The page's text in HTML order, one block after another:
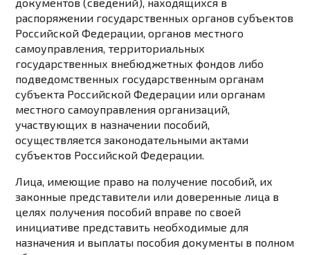
распоряжении государственных органов субъектов
Российской Федерации, органов местного
самоуправления, территориальных
государственных внебюджетных фондов либо
подведомственных государственным органам
субъекта Российской Федерации или органам
местного самоуправления организаций,
участвующих в назначении пособий,
осуществляется законодательными актами
субъектов Российской Федерации.
Лица, имеющие право на получение пособий, их
законные представители или доверенные лица в
целях получения пособий вправе по своей
инициативе представить необходимые для
назначения и выплаты пособия документы в полном